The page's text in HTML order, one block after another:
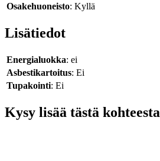
Osakehuoneisto: Kyllä
Lisätiedot
Energialuokka: ei
Asbestikartoitus: Ei
Tupakointi: Ei
Kysy lisää tästä kohteesta